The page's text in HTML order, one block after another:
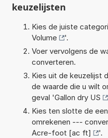
keuzelijsten
Kies de juiste
Volume
'.
Voer vervolgens de
converteren.
Kies uit de keuzelijst
de waarde die u wilt
geval 'Gallon dry US
Kies ten slotte de
omrekenen ---
Acre-foot [ac ft]
'.